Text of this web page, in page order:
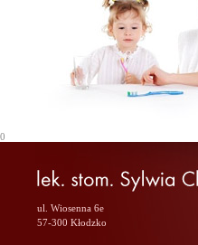
0
ul. Wiosenna 6e
57-300 Kłodzko